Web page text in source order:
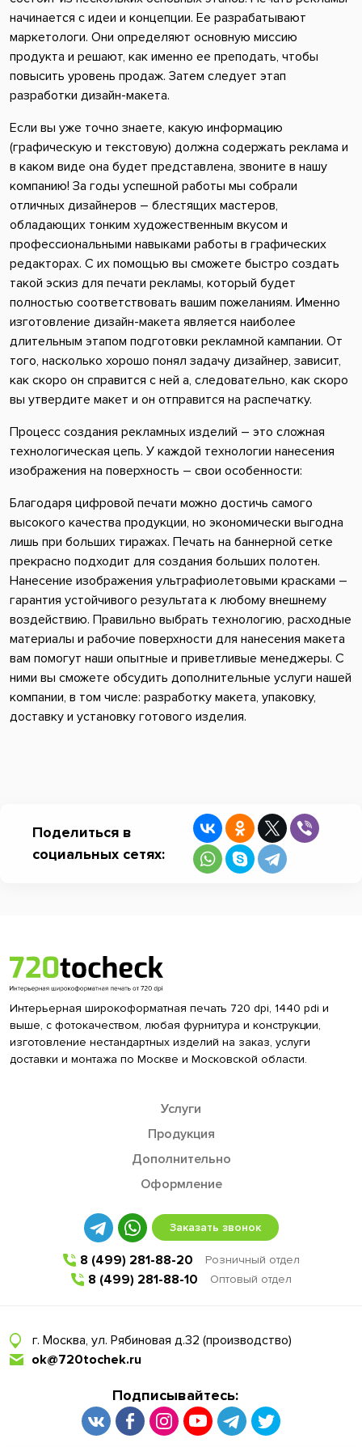
начинается с идеи и концепции. Ее разрабатывают
маркетологи. Они определяют основную миссию
продукта и решают, как именно ее преподать, чтобы
повысить уровень продаж. Затем следует этап
разработки дизайн-макета.
Если вы уже точно знаете, какую информацию
(графическую и текстовую) должна содержать реклама и
в каком виде она будет представлена, звоните в нашу
компанию! За годы успешной работы мы собрали
отличных дизайнеров – блестящих мастеров,
обладающих тонким художественным вкусом и
профессиональными навыками работы в графических
редакторах. С их помощью вы сможете быстро создать
такой эскиз для печати рекламы, который будет
полностью соответствовать вашим пожеланиям. Именно
изготовление дизайн-макета является наиболее
длительным этапом подготовки рекламной кампании. От
того, насколько хорошо понял задачу дизайнер, зависит,
как скоро он справится с ней а, следовательно, как скоро
вы утвердите макет и он отправится на распечатку.
Процесс создания рекламных изделий – это сложная
технологическая цепь. У каждой технологии нанесения
изображения на поверхность – свои особенности:
Благодаря цифровой печати можно достичь самого
высокого качества продукции, но экономически выгодна
лишь при больших тиражах. Печать на баннерной сетке
прекрасно подходит для создания больших полотен.
Нанесение изображения ультрафиолетовыми красками –
гарантия устойчивого результата к любому внешнему
воздействию. Правильно выбрать технологию, расходные
материалы и рабочие поверхности для нанесения макета
вам помогут наши опытные и приветливые менеджеры. С
ними вы сможете обсудить дополнительные услуги нашей
компании, в том числе: разработку макета, упаковку,
доставку и установку готового изделия.
Поделиться в
социальных сетях:
Интерьерная широкоформатная печать 720 dpi, 1440 pdi и
выше, с фотокачеством, любая фурнитура и конструкции,
изготовление нестандартных изделий на заказ, услуги
доставки и монтажа по Москве и Московской области.
Услуги
Продукция
Дополнительно
Оформление
Заказать звонок
8 (499) 281-88-20 Розничный отдел
8 (499) 281-88-10 Оптовый отдел
г. Москва, ул. Рябиновая д.32 (производство)
ok@720tochek.ru
Подписывайтесь: